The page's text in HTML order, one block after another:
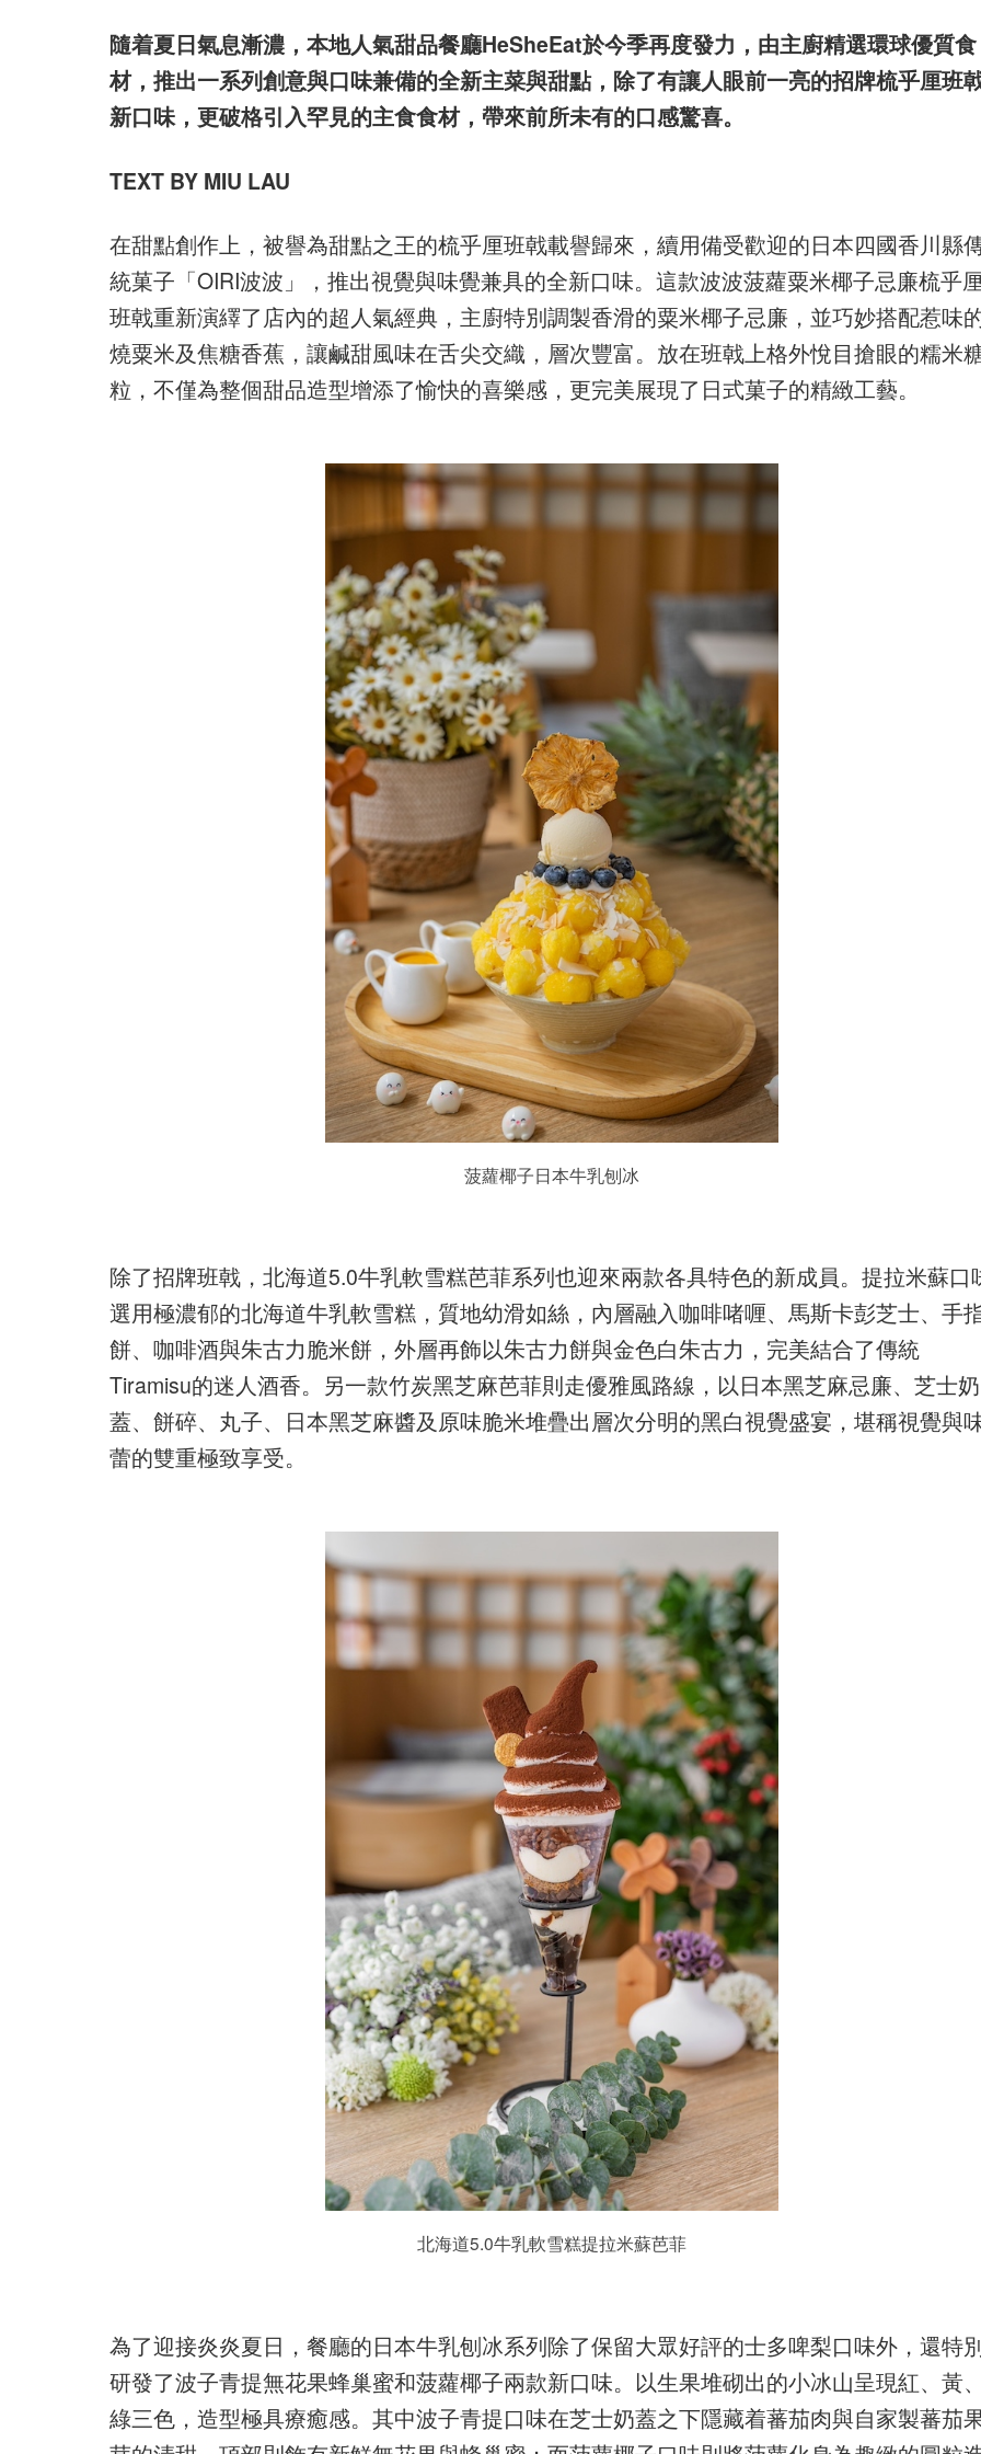
隨着夏日氣息漸濃，本地人氣甜品餐廳HeSheEat於今季再度發力，由主廚精選環球優質食
材，推出一系列創意與口味兼備的全新主菜與甜點，除了有讓人眼前一亮的招牌梳乎厘班
新口味，更破格引入罕見的主食食材，帶來前所未有的口感驚喜。
TEXT BY MIU LAU
在甜點創作上，被譽為甜點之王的梳乎厘班戟載譽歸來，續用備受歡迎的日本四國香川縣
統菓子「OIRI波波」，推出視覺與味覺兼具的全新口味。這款波波菠蘿粟米椰子忌廉梳乎
班戟重新演繹了店內的超人氣經典，主廚特別調製香滑的粟米椰子忌廉，並巧妙搭配惹味
燒粟米及焦糖香蕉，讓鹹甜風味在舌尖交織，層次豐富。放在班戟上格外悅目搶眼的糯米
粒，不僅為整個甜品造型增添了愉快的喜樂感，更完美展現了日式菓子的精緻工藝。
菠蘿椰子日本牛乳刨冰
除了招牌班戟，北海道5.0牛乳軟雪糕芭菲系列也迎來兩款各具特色的新成員。提拉米蘇口
選用極濃郁的北海道牛乳軟雪糕，質地幼滑如絲，內層融入咖啡啫喱、馬斯卡彭芝士、手
餅、咖啡酒與朱古力脆米餅，外層再飾以朱古力餅與金色白朱古力，完美結合了傳統
Tiramisu的迷人酒香。另一款竹炭黑芝麻芭菲則走優雅風路線，以日本黑芝麻忌廉、芝士奶
蓋、餅碎、丸子、日本黑芝麻醬及原味脆米堆疊出層次分明的黑白視覺盛宴，堪稱視覺與
蕾的雙重極致享受。
北海道5.0牛乳軟雪糕提拉米蘇芭菲
為了迎接炎炎夏日，餐廳的日本牛乳刨冰系列除了保留大眾好評的士多啤梨口味外，還特
研發了波子青提無花果蜂巢蜜和菠蘿椰子兩款新口味。以生果堆砌出的小冰山呈現紅、黃、
綠三色，造型極具療癒感。其中波子青提口味在芝士奶蓋之下隱藏着蕃茄肉與自家製蕃茄